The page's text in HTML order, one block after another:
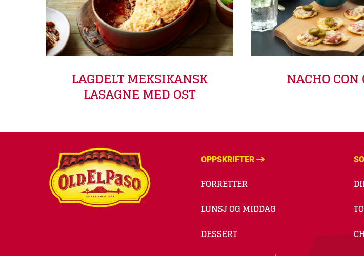
LAGDELT MEKSIKANSK
LASAGNE MED OST
NACHO CON
OPPSKRIFTER
FORRETTER
LUNSJ OG MIDDAG
DESSERT